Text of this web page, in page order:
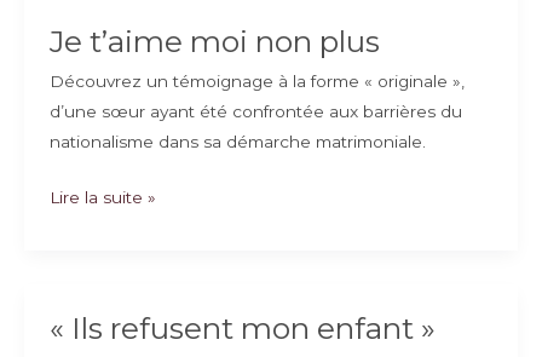
Je t’aime moi non plus
Découvrez un témoignage à la forme « originale »,
d’une sœur ayant été confrontée aux barrières du
nationalisme dans sa démarche matrimoniale.
Je
plus
Lire la suite »
« Ils refusent mon enfant »